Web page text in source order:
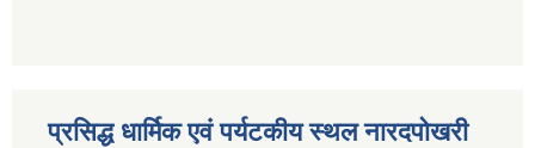
प्रसिद्ध धार्मिक एवं पर्यटकीय स्थल नारदपोखरी